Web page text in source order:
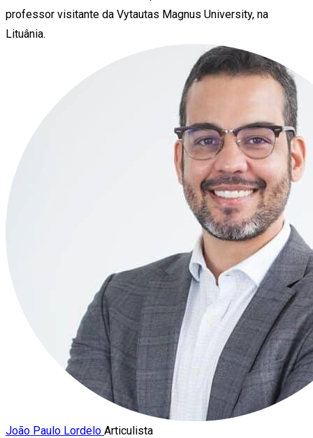
professor visitante da Vytautas Magnus University, na
Lituânia.
João Paulo Lordelo Articulista